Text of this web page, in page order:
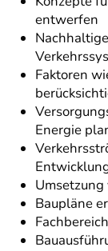
entwerfen
Faktoren
Energie
Baupläne